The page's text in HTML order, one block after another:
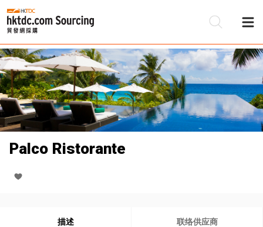
Palco Ristorante
描述 联络供应商